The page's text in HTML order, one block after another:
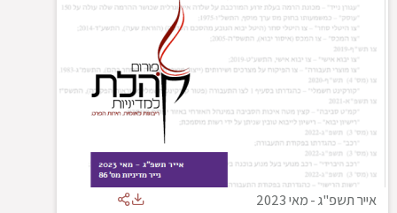
אייר תשפ"ג-מאי 2023